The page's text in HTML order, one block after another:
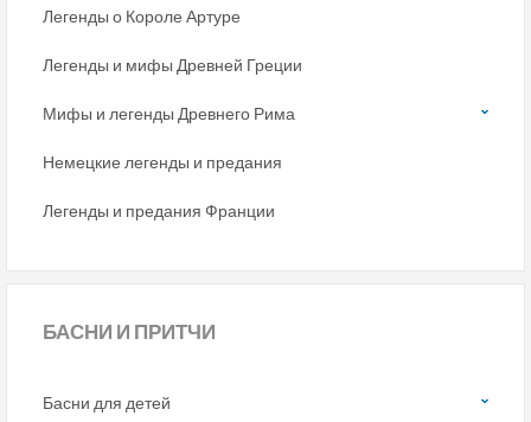
Легенды о Короле Артуре
Легенды и мифы Древней Греции
Мифы и легенды Древнего Рима
Немецкие легенды и предания
Легенды и предания Франции
БАСНИ И ПРИТЧИ
Басни для детей